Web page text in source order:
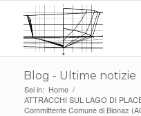
Blog - Ultime notizie
Sei in: Home /
ATTRACCHI SUL LAGO DI
Committente Comune di Bionaz